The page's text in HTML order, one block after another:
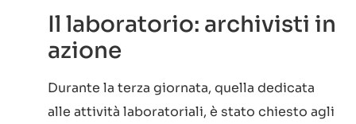
Il laboratorio: archivisti in
azione
Durante la terza giornata, quella dedicata
alle attività laboratoriali, è stato chiesto agli